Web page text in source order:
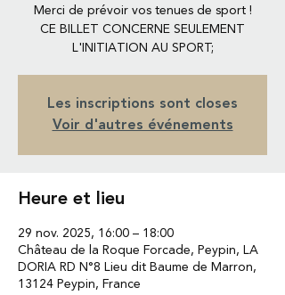
Merci de prévoir vos tenues de sport !
CE BILLET CONCERNE SEULEMENT
L'INITIATION AU SPORT;
Les inscriptions sont closes
Voir d'autres événements
Heure et lieu
29 nov. 2025, 16:00 – 18:00
Château de la Roque Forcade, Peypin, LA
DORIA RD N°8 Lieu dit Baume de Marron,
13124 Peypin, France